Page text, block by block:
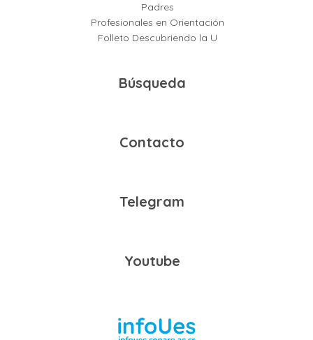
Padres
Profesionales en Orientación
Folleto Descubriendo la U
Búsqueda
Contacto
Telegram
Youtube